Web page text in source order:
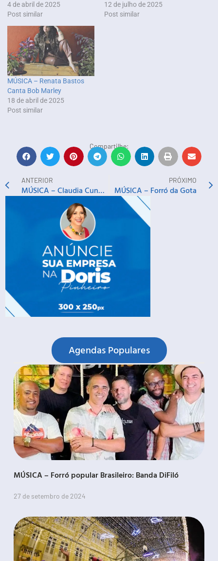
Compartilhe:
ANTERIOR
MÚSICA – Claudia Cunha em ‘Pássaro do Brasil’
PRÓXIMO
MÚSICA – Forró da Gota
4 de abril de 2025
Post similar
12 de julho de 2025
Post similar
MÚSICA – Renata Bastos
Canta Bob Marley
18 de abril de 2025
Post similar
Agendas Populares
MÚSICA – Forró popular Brasileiro: Banda DiFiló
27 de setembro de 2024